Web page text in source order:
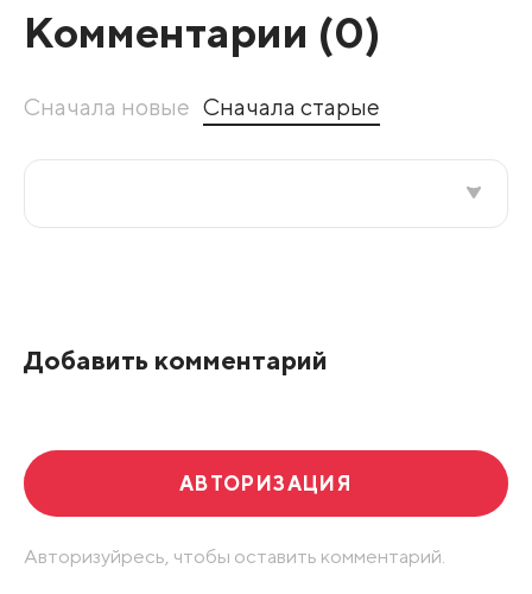
Комментарии (0)
Сначала новые Сначала старые
Добавить комментарий
АВТОРИЗАЦИЯ
Авторизуйресь, чтобы оставить комментарий.